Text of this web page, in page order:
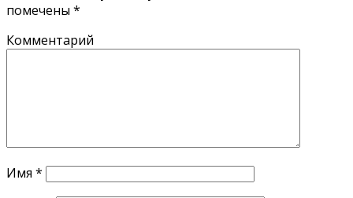
помечены *
Комментарий
Имя *